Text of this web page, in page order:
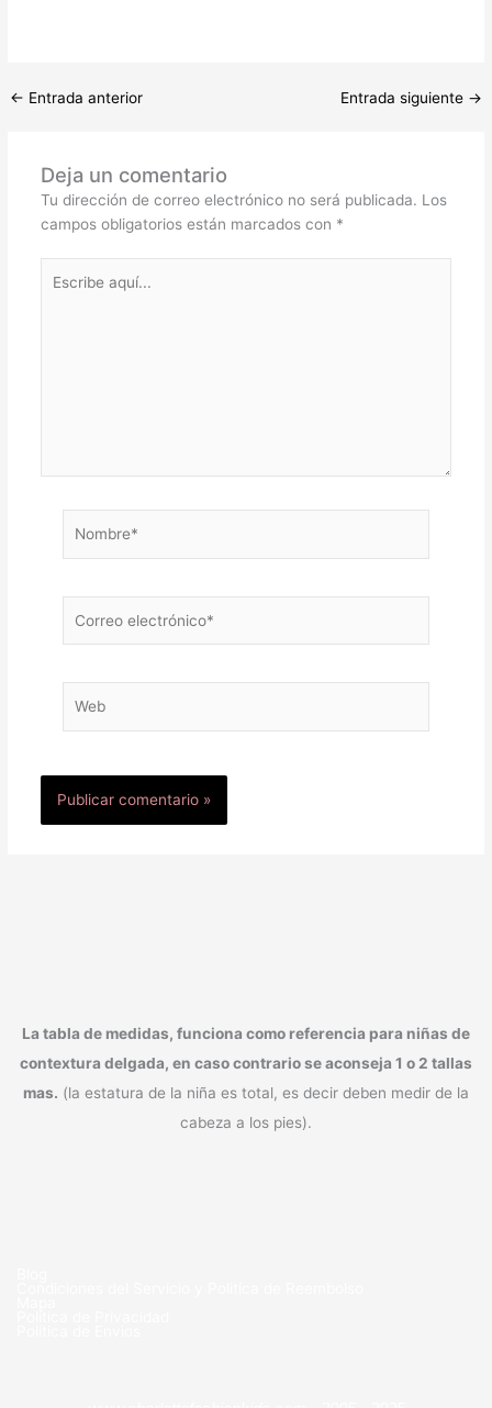
La tabla de medidas, funciona como referencia para niñas de
contextura delgada, en caso contrario se aconseja 1 o 2 tallas
mas. (la estatura de la niña es total, es decir deben medir de la
cabeza a los pies).
← Entrada anterior Entrada siguiente →
Deja un comentario
Tu dirección de correo electrónico no será publicada. Los
campos obligatorios están marcados con *
aquí...
electrónico*